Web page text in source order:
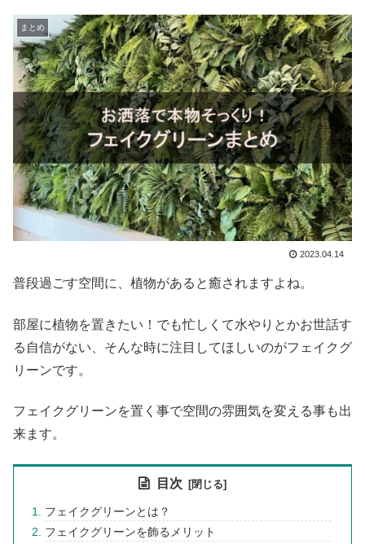
まとめ
2023.04.14
普段過ごす空間に、植物があると癒されますよね。
部屋に植物を置きたい！でも忙しくて水やりとかお世話す
る自信がない、そんな時に注目してほしいのがフェイクグ
リーンです。
フェイクグリーンを置く事で空間の雰囲気を変える事も出
来ます。
目次
フェイクグリーンとは？
フェイクグリーンを飾るメリット